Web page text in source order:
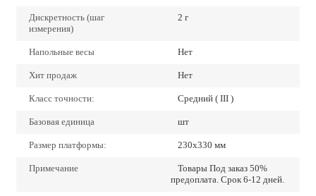
Дискретность (шаг
измерения)
2 г
Напольные весы Нет
Хит продаж Нет
Класс точности: Средний ( III )
Базовая единица шт
Размер платформы: 230х330 мм
Примечание
Товары Под заказ 50%
предоплата. Срок 6-12 дней.